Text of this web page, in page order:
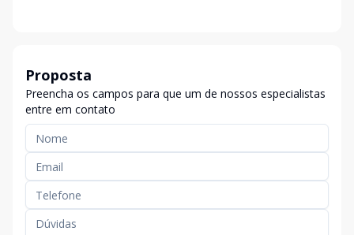
Proposta
Preencha os campos para que um de nossos especialistas
entre em contato